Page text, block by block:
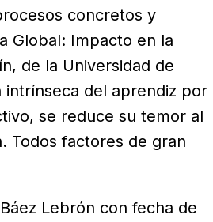
concretos y
Global: Impacto en la
de la Universidad de
intrínseca del aprendiz por
se reduce su temor al
Todos factores de gran
Lebrón con fecha de